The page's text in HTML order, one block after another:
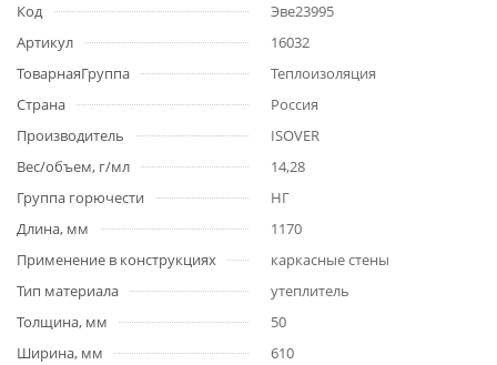
Код
Эве23995
Артикул
16032
ТоварнаяГруппа
Теплоизоляция
Страна
Россия
Производитель
ISOVER
Вес/объем, г/мл
14,28
Группа горючести
НГ
Длина, мм
1170
Применение в конструкциях
каркасные стены
Тип материала
утеплитель
Толщина, мм
50
Ширина, мм
610